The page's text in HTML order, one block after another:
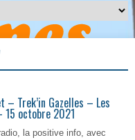
– Trek’in Gazelles – Les
15 octobre 2021
la positive info, avec